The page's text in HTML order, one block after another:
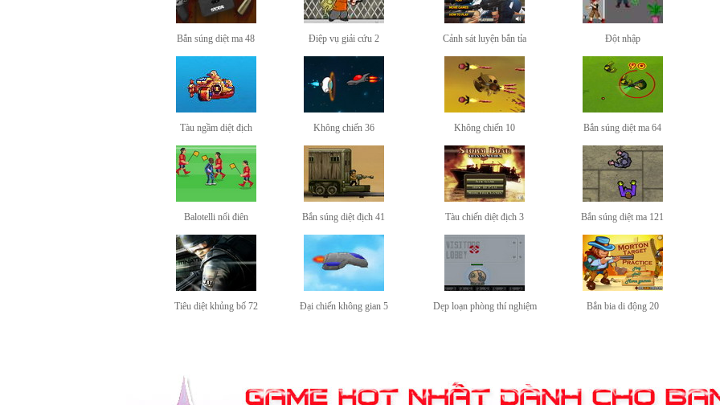
Bắn súng diệt ma 48 Điệp vụ giải cứu 2 Cảnh sát luyện bắn tỉa Đột nhập
Tàu ngầm diệt địch Không chiến 36 Không chiến 10 Bắn súng diệt ma 64
Balotelli nổi điên Bắn súng diệt địch 41 Tàu chiến diệt địch 3 Bắn súng diệt ma 121
Tiêu diệt khủng bố 72 Đại chiến không gian 5 Dẹp loạn phòng thí nghiệm Bắn bia di động 20